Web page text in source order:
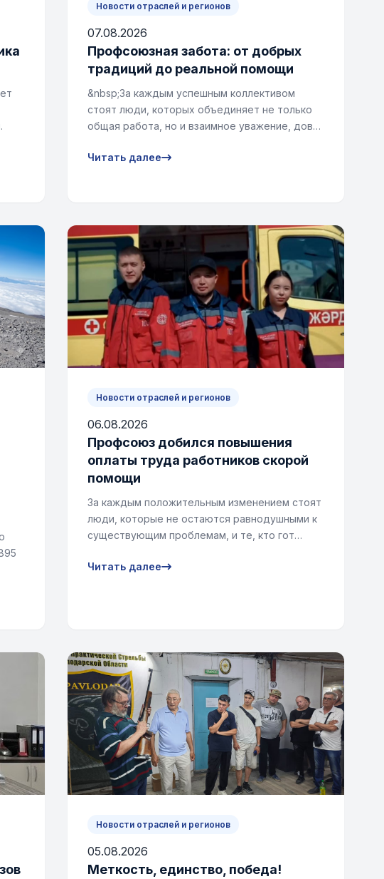
Новости отраслей и регионов
07.08.2026
Профсоюзная забота: от добрых
традиций до реальной помощи
&nbsp;За каждым успешным коллективом
стоят люди, которых объединяет не только
общая работа, но и взаимное уважение, дов…
Читать далее
Новости отраслей и регионов
06.08.2026
Профсоюз добился повышения
оплаты труда работников скорой
помощи
За каждым положительным изменением стоят
люди, которые не остаются равнодушными к
существующим проблемам, и те, кто гот…
Читать далее
Новости отраслей и регионов
05.08.2026
Меткость, единство, победа!